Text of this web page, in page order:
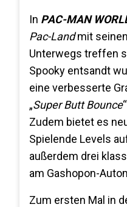
In PAC-MAN
Pac-Landmit
Unterwegs treffen
Spooky entsandt
eine verbesserte
„Super Butt Bounce
Zudem bietet es
Spielende Levels
außerdem drei
am Gashopon-
Zum ersten Mal in